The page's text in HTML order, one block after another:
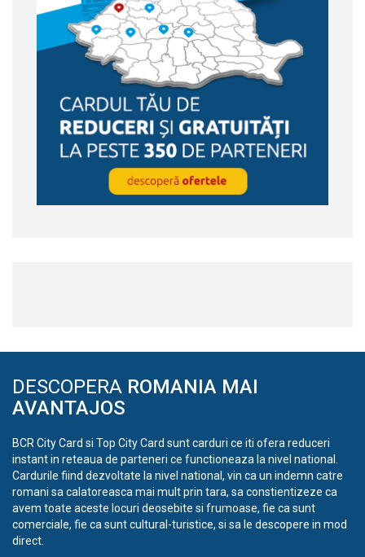
DESCOPERA ROMANIA MAI
AVANTAJOS
BCR City Card si Top City Card sunt carduri ce iti ofera reduceri
instant in reteaua de parteneri ce functioneaza la nivel national.
Cardurile fiind dezvoltate la nivel national, vin ca un indemn catre
romani sa calatoreasca mai mult prin tara, sa constientizeze ca
avem toate aceste locuri deosebite si frumoase, fie ca sunt
comerciale, fie ca sunt cultural-turistice, si sa le descopere in mod
direct.